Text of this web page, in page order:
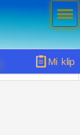
Mi klip
Men
ú